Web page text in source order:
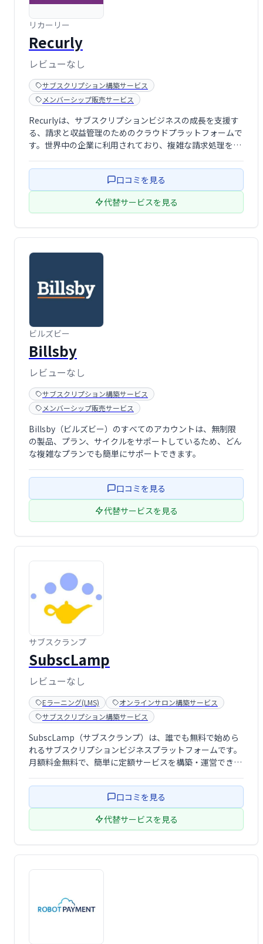
リカーリー
Recurly
レビューなし
サブスクリプション構築サービス
メンバーシップ販売サービス
Recurlyは、サブスクリプションビジネスの成長を支援す
る、請求と収益管理のためのクラウドプラットフォームで
す。世界中の企業に利用されており、複雑な請求処理を自
ーラブルなアーキテクチャにより、あらゆる規模のビジネ
スニーズに対応可能です。口コミを見る
代替サービスを見る
ビルズビー
Billsby
レビューなし
サブスクリプション構築サービス
メンバーシップ販売サービス
Billsby（ビルズビー）のすべてのアカウントは、無制限
の製品、プラン、サイクルをサポートしているため、どん
な複雑なプランでも簡単にサポートできます。
口コミを見る
代替サービスを見る
サブスクランプ
SubscLamp
レビューなし
Eラーニング(LMS)
オンラインサロン構築サービス
サブスクリプション構築サービス
SubscLamp（サブスクランプ）は、誰でも無料で始めら
れるサブスクリプションビジネスプラットフォームです。
月額料金無料で、簡単に定額サービスを構築・運営できま
展開し、新たな収益源の獲得を目指せます。
口コミを見る
代替サービスを見る